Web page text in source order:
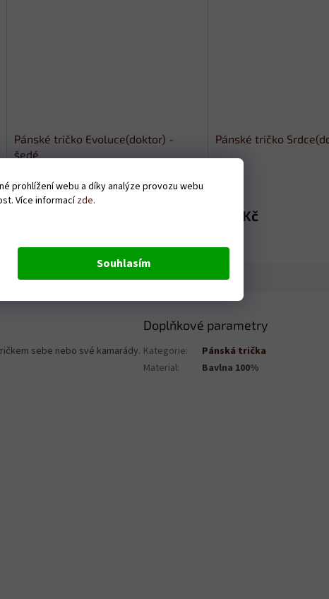
prohlížení webu a díky analýze provozu webu
Více informacízde.
Souhlasím
Pánské tričko Evoluce(doktor) -
šedé
Skladem
Pánské tričko
379 Kč
sebe nebo své kamarády.
Doplňkové parametry
Kategorie:
Pánská trička
Material: Bavlna 100%